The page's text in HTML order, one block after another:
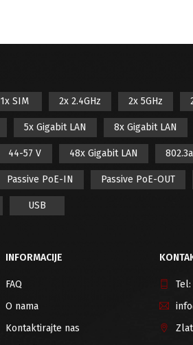
1x SIM 2x 2.4GHz 2x 5GHz
5x Gigabit LAN 8x Gigabit LAN
44-57 V 48x Gigabit LAN
Passive PoE-IN Passive PoE-OUT
USB
INFORMACIJE
FAQ
O nama
Kontaktirajte nas
Tel: